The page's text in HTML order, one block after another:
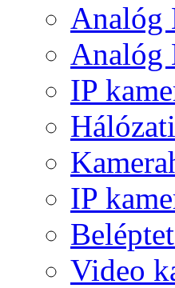
Analóg
Analóg
IP
IP
Video